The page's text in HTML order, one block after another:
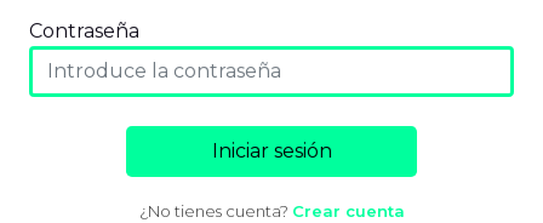
Contraseña
Iniciar sesión
¿No tienes cuenta? Crear cuenta